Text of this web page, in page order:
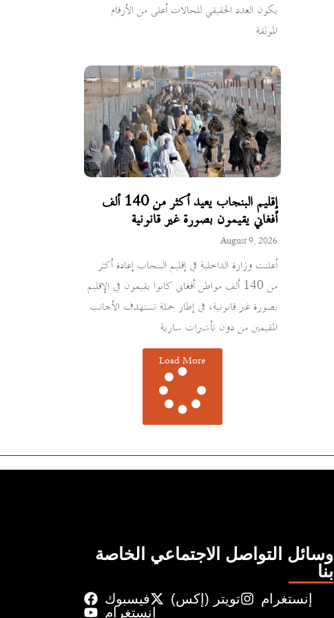
يكون العدد الحقيقي للحالات أعلى من الأرقام
الموثقة
إقليم البنجاب يعيد أكثر من 140 ألف
أفغاني يقيمون بصورة غير قانونية
August 9, 2026
أعلنت وزارة الداخلية في إقليم البنجاب إعادة أكثر
من 140 ألف مواطن أفغاني كانوا يقيمون في الإقليم
بصورة غير قانونية، في إطار حملة تستهدف الأجانب
المقيمين من دون تأشيرات سارية
Load More
وسائل التواصل الاجتماعي الخاصة
بنا
فيسبوك تويتر (إكس)
إنستغرام
إنستغرام